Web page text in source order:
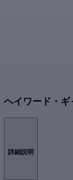
ヘイワード・
詳細説明